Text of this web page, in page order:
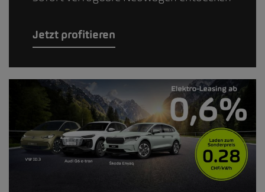
Jetzt profitieren